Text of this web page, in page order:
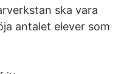
ska vara
antalet elever som